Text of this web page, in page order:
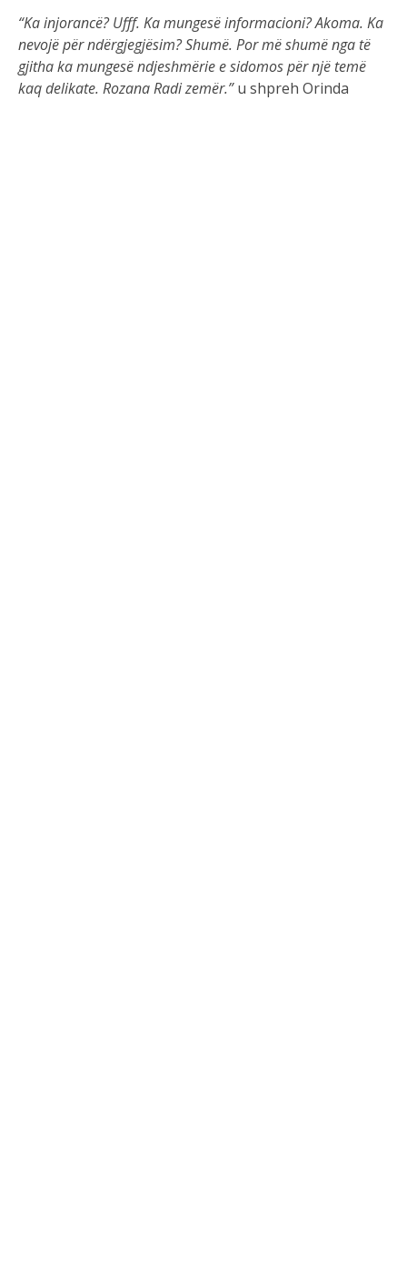
“Kainjorancë?Ufff. Kamungesëinformacioni? Akoma. Ka
nevojëpërndërgjegjësim?Shumë. Pormëshumënga të
gjithakamungesëndjeshmërieesidomospërnjë temë
kaqdelikate. Rozana Radizemër.”u shpreh Orinda